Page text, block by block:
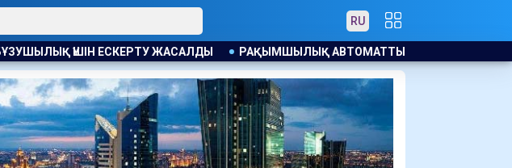
RU
РАҚЫМШЫЛЫҚ АВТОМАТТЫ ТҮРДЕ ҚОЛДАНЫЛМАЙДЫ: ҚАНША ҚАЗАҚСТАНДЫҚ